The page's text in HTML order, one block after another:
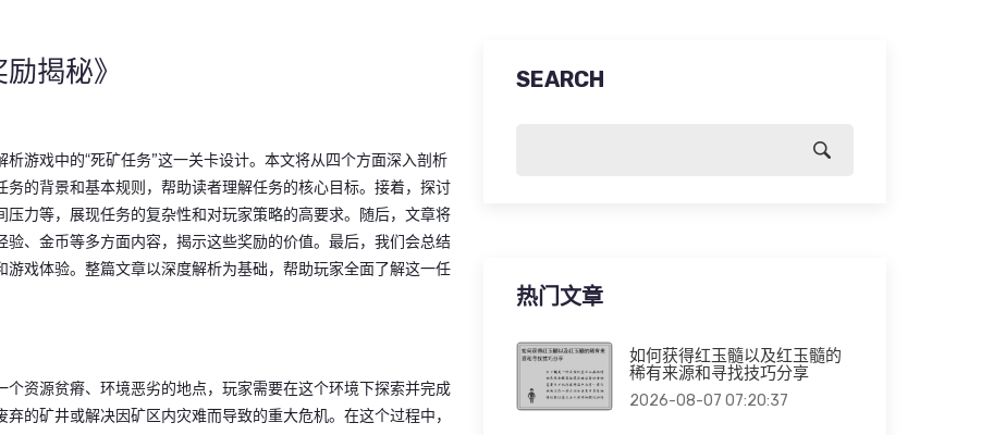
揭秘》
游戏中的“死矿任务”这一关卡设计。本文将从四个方面深入剖析
的背景和基本规则，帮助读者理解任务的核心目标。接着，探讨
力等，展现任务的复杂性和对玩家策略的高要求。随后，文章将
、金币等多方面内容，揭示这些奖励的价值。最后，我们会总结
戏体验。整篇文章以深度解析为基础，帮助玩家全面了解这一任
资源贫瘠、环境恶劣的地点，玩家需要在这个环境下探索并完成
的矿井或解决因矿区内灾难而导致的重大危机。在这个过程中，
SEARCH
热门文章
如何获得红玉髓以及红玉髓的
稀有来源和寻找技巧分享
2026-08-07 07:20:37